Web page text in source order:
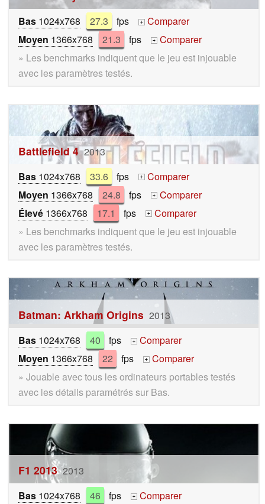
Bas 1024x768 27.3 fps +
Comparer
Moyen 1366x768 21.3 fps +
Comparer
» Les benchmarks indiquent que le jeu est injouable
avec les paramètres testés.
Battlefield 4 2013
Bas 1024x768 33.6 fps +
Comparer
Moyen 1366x768 24.8 fps +
Comparer
Élevé 1366x768 17.1 fps +
Comparer
» Les benchmarks indiquent que le jeu est injouable
avec les paramètres testés.
Batman: Arkham Origins 2013
Bas 1024x768 40 fps +
Comparer
Moyen 1366x768 22 fps +
Comparer
» Jouable avec tous les ordinateurs portables testés
avec les détails paramétrés sur Bas.
F1 2013 2013
Bas 1024x768 46 fps +
Comparer